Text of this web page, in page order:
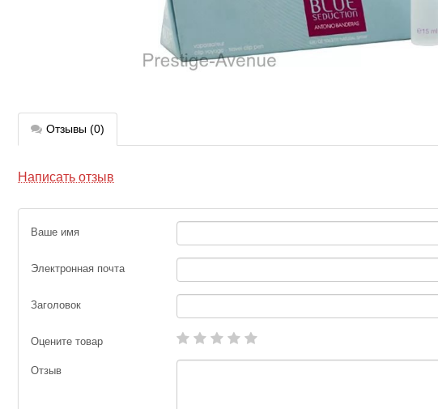
Отзывы (0)
Написать отзыв
Ваше имя
Электронная почта
Заголовок
Оцените товар
Отзыв